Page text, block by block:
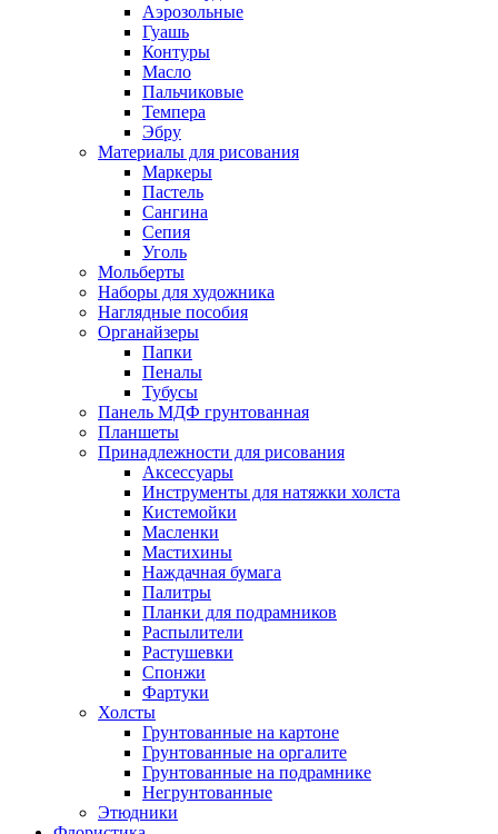
Аэрозольные
Гуашь
Контуры
Масло
Пальчиковые
Темпера
Эбру
Материалы для рисования
Маркеры
Пастель
Сангина
Сепия
Уголь
Мольберты
Наборы для художника
Наглядные пособия
Органайзеры
Папки
Пеналы
Тубусы
Панель МДФ грунтованная
Планшеты
Принадлежности для рисования
Аксессуары
Инструменты для натяжки холста
Кистемойки
Масленки
Мастихины
Наждачная бумага
Палитры
Планки для подрамников
Распылители
Растушевки
Спонжи
Фартуки
Холсты
Грунтованные на картоне
Грунтованные на оргалите
Грунтованные на подрамнике
Негрунтованные
Этюдники